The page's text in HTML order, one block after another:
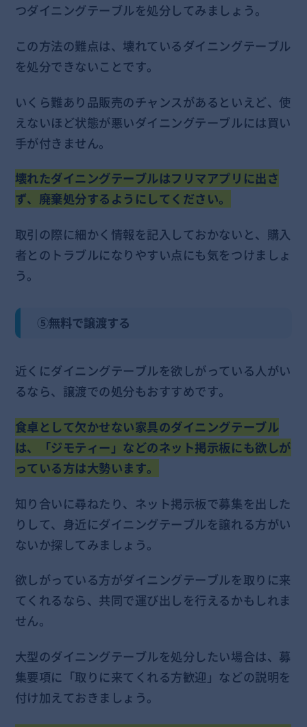
つダイニングテーブルを処分してみましょう。
この方法の難点は、壊れているダイニングテーブル
を処分できないことです。
いくら難あり品販売のチャンスがあるといえど、使
えないほど状態が悪いダイニングテーブルには買い
手が付きません。
壊れたダイニングテーブルはフリマアプリに出さ
ず、廃棄処分するようにしてください。
取引の際に細かく情報を記入しておかないと、購入
者とのトラブルになりやすい点にも気をつけましょ
う。
⑤無料で譲渡する
近くにダイニングテーブルを欲しがっている人がい
るなら、譲渡での処分もおすすめです。
食卓として欠かせない家具のダイニングテーブル
は、「ジモティー」などのネット掲示板にも欲しが
っている方は大勢います。
知り合いに尋ねたり、ネット掲示板で募集を出した
りして、身近にダイニングテーブルを譲れる方がい
ないか探してみましょう。
欲しがっている方がダイニングテーブルを取りに来
てくれるなら、共同で運び出しを行えるかもしれま
せん。
大型のダイニングテーブルを処分したい場合は、募
集要項に「取りに来てくれる方歓迎」などの説明を
付け加えておきましょう。